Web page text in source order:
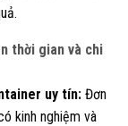
thời gian và chi
uy tín:Đơn
kinh nghiệm và